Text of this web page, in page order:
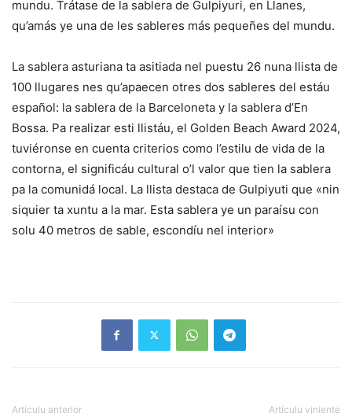
mundu. Trátase de la sablera de Gulpiyuri, en Llanes,
qu’amás ye una de les sableres más pequeñes del mundu.
La sablera asturiana ta asitiada nel puestu 26 nuna llista de
100 llugares nes qu’apaecen otres dos sableres del estáu
español: la sablera de la Barceloneta y la sablera d’En
Bossa. Pa realizar esti llistáu, el Golden Beach Award 2024,
tuviéronse en cuenta criterios como l’estilu de vida de la
contorna, el significáu cultural o’l valor que tien la sablera
pa la comunidá local. La llista destaca de Gulpiyuti que «nin
siquier ta xuntu a la mar. Esta sablera ye un paraísu con
solu 40 metros de sable, escondíu nel interior»
Artículu anterior Artículu viniente